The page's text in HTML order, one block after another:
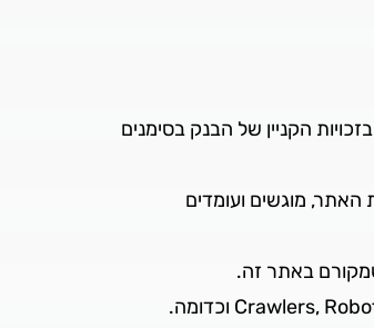
הקניין של הבנק בסימנים
מוגשים ועומדים
באתר זה.